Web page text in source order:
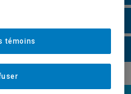
témoins